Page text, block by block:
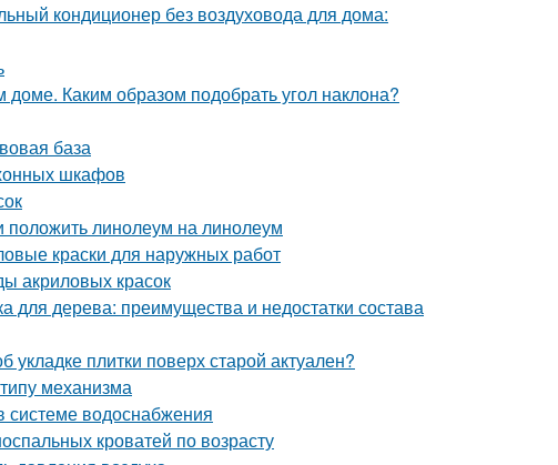
кондиционер без воздуховода для дома:
Каким образом подобрать угол наклона?
база
шкафов
линолеум на линолеум
краски для наружных работ
акриловых красок
для дерева: преимущества и недостатки состава
плитки поверх старой актуален?
механизма
водоснабжения
кроватей по возрасту